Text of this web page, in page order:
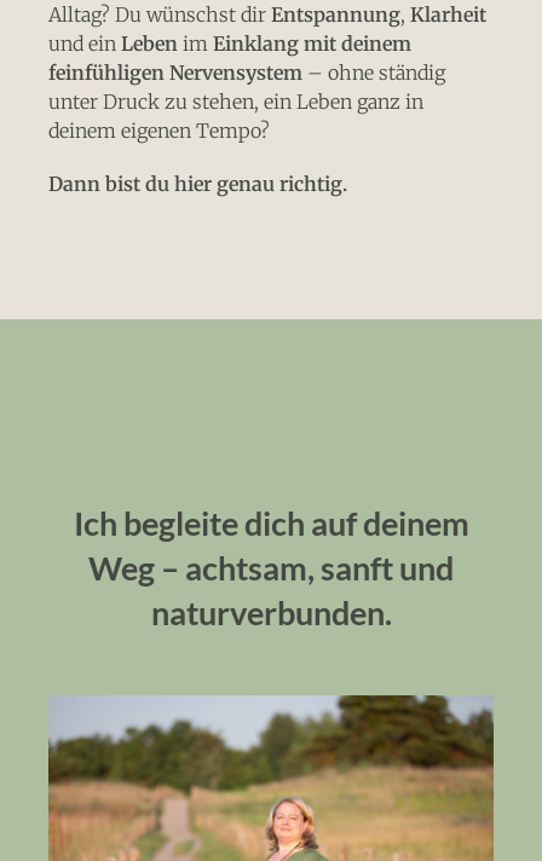
Alltag? Du wünschst dir Entspannung, Klarheit
und ein Leben im Einklang mit deinem
feinfühligen Nervensystem – ohne ständig
unter Druck zu stehen, ein Leben ganz in
deinem eigenen Tempo?
Dann bist du hier genau richtig.
Ich begleite dich auf deinem
Weg – achtsam, sanft und
naturverbunden.